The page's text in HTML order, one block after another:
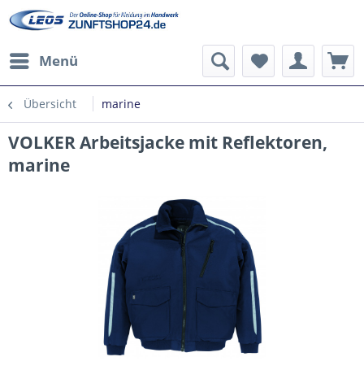
Menü
Übersicht marine
VOLKER Arbeitsjacke mit Reflektoren,
marine